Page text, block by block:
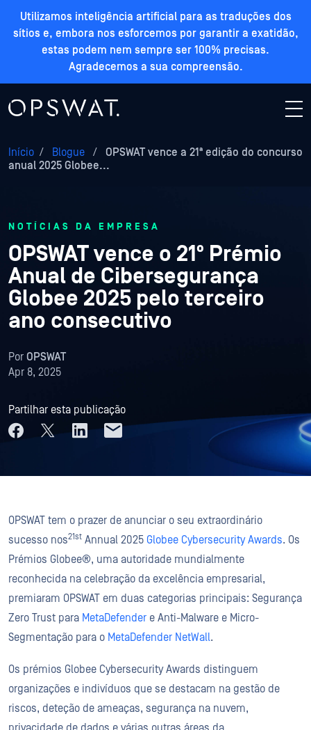
Utilizamos inteligência artificial para as traduções dos
sítios e, embora nos esforcemos por garantir a exatidão,
estas podem nem sempre ser 100% precisas.
Agradecemos a sua compreensão.
Início / Blogue /
OPSWAT vence a 21ª edição do concurso
anual 2025 Globee...
NOTÍCIAS DA EMPRESA
OPSWAT vence o 21º Prémio
Anual de Cibersegurança
Globee 2025 pelo terceiro
ano consecutivo
Por OPSWAT
Apr 8, 2025
Partilhar esta publicação
OPSWAT tem o prazer de anunciar o seu extraordinário
sucesso nos21st Annual 2025 Globee Cybersecurity Awards. Os
Prémios Globee®, uma autoridade mundialmente
reconhecida na celebração da excelência empresarial,
premiaram OPSWAT em duas categorias principais: Segurança
Zero Trust para MetaDefender e Anti-Malware e Micro-
Segmentação para o MetaDefender NetWall.
Os prémios Globee Cybersecurity Awards distinguem
organizações e indivíduos que se destacam na gestão de
riscos, deteção de ameaças, segurança na nuvem,